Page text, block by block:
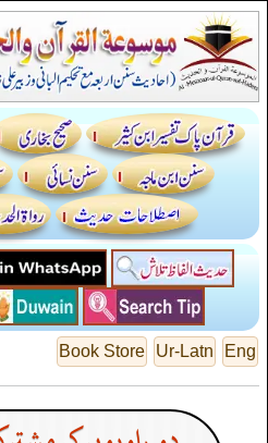
Eng
Ur-Latn
Book Store